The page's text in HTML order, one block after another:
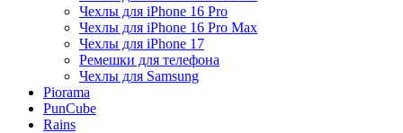
Чехлы для iPhone 16 Pro
Чехлы для iPhone 16 Pro Max
Чехлы для iPhone 17
Ремешки для телефона
Чехлы для Samsung
Piorama
PunCube
Rains